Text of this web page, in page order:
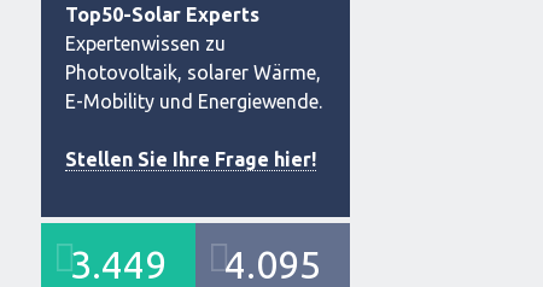
Top50-Solar Experts
Expertenwissen zu
Photovoltaik, solarer Wärme,
E-Mobility und Energiewende.
Stellen Sie Ihre Frage hier!
3.449 4.095